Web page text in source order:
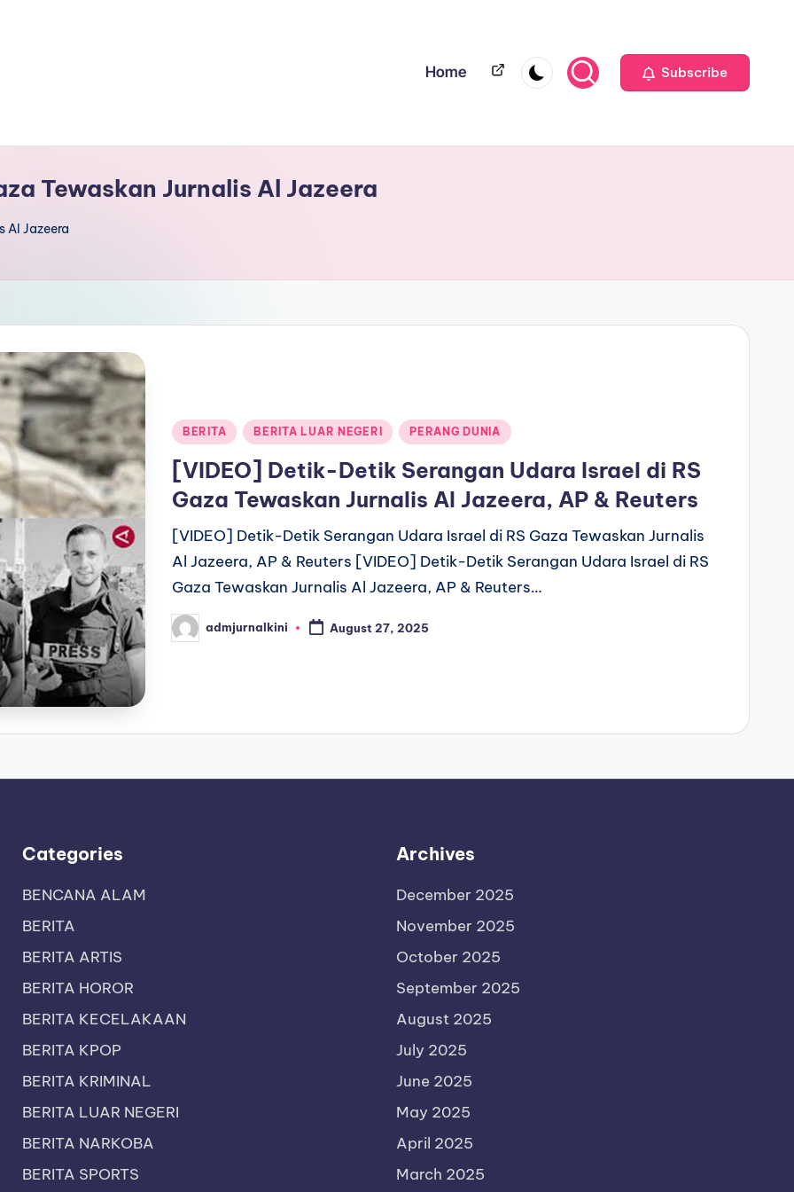
Home Home Subscribe
Tewaskan Jurnalis Al Jazeera
Al Jazeera
Posted
BERITA BERITA LUAR NEGERI PERANG DUNIA
[VIDEO] Detik-Detik Serangan Udara Israel di RS
Gaza Tewaskan Jurnalis Al Jazeera, AP & Reuters
[VIDEO] Detik-Detik Serangan Udara Israel di RS Gaza Tewaskan Jurnalis
Al Jazeera, AP & Reuters [VIDEO] Detik-Detik Serangan Udara Israel di RS
Gaza Tewaskan Jurnalis Al Jazeera, AP & Reuters…
Posted
by
admjurnalkini August 27, 2025
Categories
BENCANA ALAM
BERITA
BERITA ARTIS
BERITA HOROR
BERITA KECELAKAAN
BERITA KPOP
BERITA KRIMINAL
BERITA LUAR NEGERI
BERITA NARKOBA
BERITA SPORTS
Archives
December 2025
November 2025
October 2025
September 2025
August 2025
July 2025
June 2025
May 2025
April 2025
March 2025